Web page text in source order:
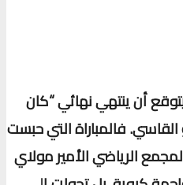
أن ينتهي نهائي “كان
القاسي. فالمباراة التي حبست
الرياضي الأمير مولاي